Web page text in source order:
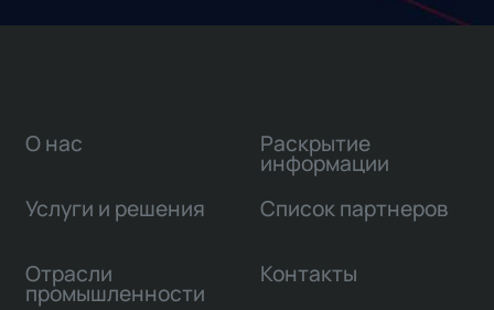
О нас
Услуги и решения
Отрасли
промышленности
Раскрытие
информации
Список партнеров
Контакты